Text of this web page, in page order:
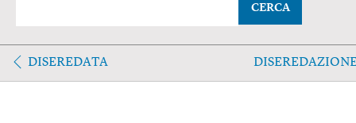
CERCA
DISEREDATA